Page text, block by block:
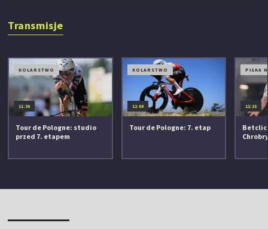
Transmisje
KOLARSTWO
11:30
Tour de Pologne: studio
przed 7. etapem
KOLARSTWO
12:00
Tour de Pologne: 7. etap
PIŁKA
12:15
Betclic